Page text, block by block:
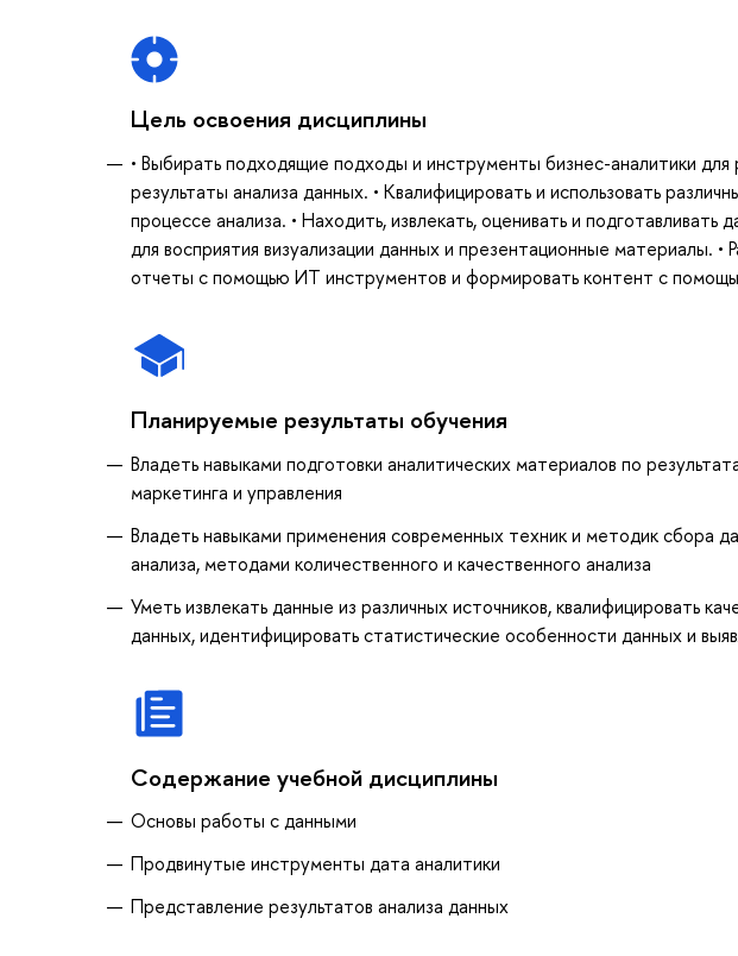
Цель освоения дисциплины
• Выбирать подходящие подходы и инструменты бизнес-аналитики
результаты анализа данных. • Квалифицировать и использовать
процессе анализа. • Находить, извлекать, оценивать и подготавливать
для восприятия визуализации данных и презентационные материалы.
отчеты с помощью ИТ инструментов и формировать контент с
Планируемые результаты обучения
Владеть навыками подготовки аналитических материалов по
маркетинга и управления
Владеть навыками применения современных техник и методик сбора
анализа, методами количественного и качественного анализа
Уметь извлекать данные из различных источников, квалифицировать
данных, идентифицировать статистические особенности данных и
Содержание учебной дисциплины
Основы работы с данными
Продвинутые инструменты дата аналитики
Представление результатов анализа данных